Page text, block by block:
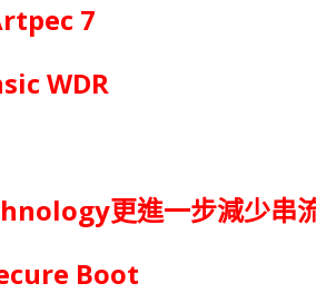
7
WDR
更進一步減少串
Boot